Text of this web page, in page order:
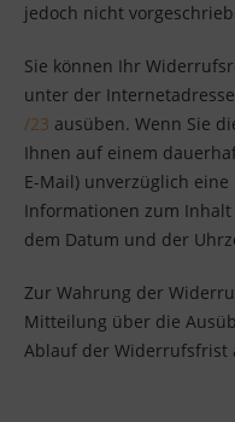
jedoch nicht
Sie können Ihr
unter der Internetadresse
/23 ausüben. Wenn Sie
Ihnen auf einem
E-Mail) unverzüglich
Informationen zum
dem Datum und der
Zur Wahrung der
Mitteilung über die
Ablauf der Widerrufsfrist